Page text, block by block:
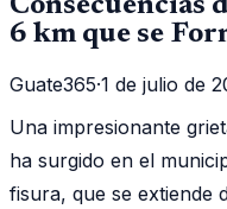
Consecuencias
6 km que se
Guate365·1 de julio de
Una impresionante
ha surgido en el
fisura, que se extiende